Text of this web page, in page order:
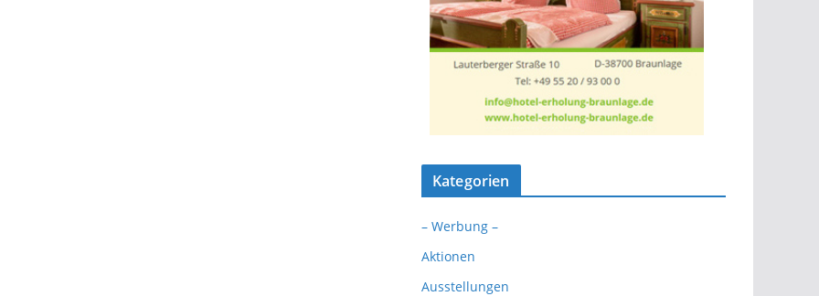
Kategorien
– Werbung –
Aktionen
Ausstellungen